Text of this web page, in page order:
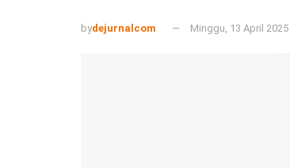
bydejurnalcom Minggu, 13 April 2025